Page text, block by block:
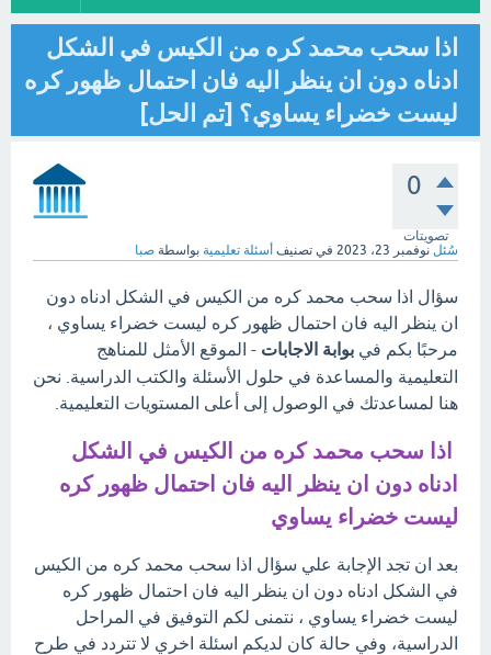
اذا سحب محمد كره من الكيس في الشكل
ادناه دون ان ينظر اليه فان احتمال ظهور كره
ليست خضراء يساوي؟ [تم الحل]
0
تصويتات
سُئل نوفمبر 23، 2023 في تصنيف أسئلة تعليمية بواسطة صبا
سؤال اذا سحب محمد كره من الكيس في الشكل ادناه دون
ان ينظر اليه فان احتمال ظهور كره ليست خضراء يساوي ،
مرحبًا بكم في بوابة الاجابات - الموقع الأمثل للمناهج
التعليمية والمساعدة في حلول الأسئلة والكتب الدراسية. نحن
هنا لمساعدتك في الوصول إلى أعلى المستويات التعليمية.
اذا سحب محمد كره من الكيس في الشكل
ادناه دون ان ينظر اليه فان احتمال ظهور كره
ليست خضراء يساوي
بعد ان تجد الإجابة علي سؤال اذا سحب محمد كره من الكيس
في الشكل ادناه دون ان ينظر اليه فان احتمال ظهور كره
ليست خضراء يساوي ، نتمنى لكم التوفيق في المراحل
الدراسية، وفي حالة كان لديكم اسئلة اخري لا تتردد في طرح